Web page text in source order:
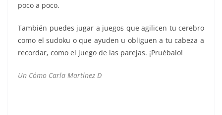
poco a poco.
También puedes jugar a juegos que agilicen tu cerebro
como el sudoku o que ayuden u obliguen a tu cabeza a
recordar, como el juego de las parejas. ¡Pruébalo!
Un Cómo Carla Martínez D